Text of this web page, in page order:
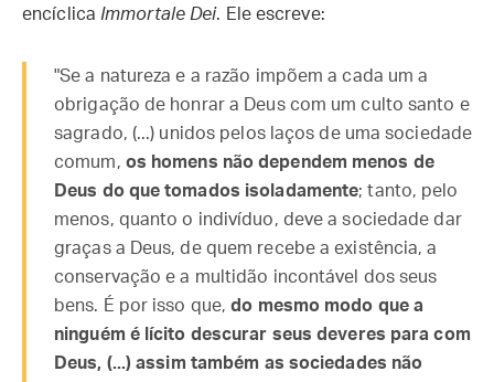
encíclica Immortale Dei. Ele escreve:
"Se a natureza e a razão impõem a cada um a
obrigação de honrar a Deus com um culto santo e
sagrado, (...) unidos pelos laços de uma sociedade
comum, os homens não dependem menos de
Deus do que tomados isoladamente; tanto, pelo
menos, quanto o indivíduo, deve a sociedade dar
graças a Deus, de quem recebe a existência, a
conservação e a multidão incontável dos seus
bens. É por isso que,do mesmo modo que a
ninguém é lícito descurar seus deveres para com
Deus, (...) assim também as sociedades não